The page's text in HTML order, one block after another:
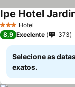
3 EstrelasHotel
Ipe Hotel
8,9 Excelente 373
Selecione as
exatos.